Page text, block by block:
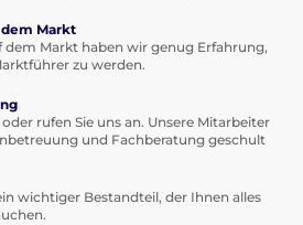
Markt
dem Markt haben wir genug Erfahrung,
zu werden.
rufen Sie uns an. Unsere Mitarbeiter
und Fachberatung geschult
wichtiger Bestandteil, der Ihnen alles